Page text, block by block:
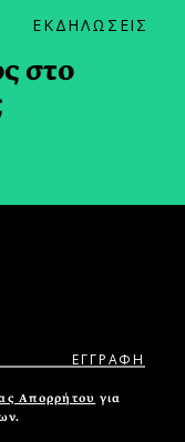
ΕΚΔΗΛΩΣΕΙΣ
στο
Απορρήτου για